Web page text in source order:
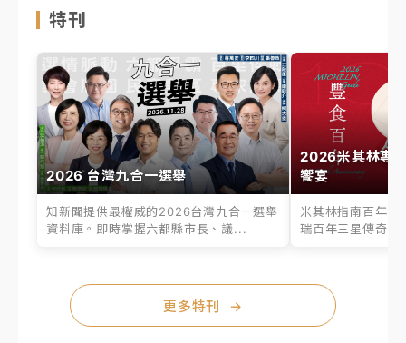
特刊
2026 台灣九合一選舉
知新聞提供最權威的2026台灣九合一選舉
資料庫。即時掌握六都縣市長、議...
2026米其林專
饗宴
米其林指南百年之
瑞百年三星傳奇、
更多特刊 →